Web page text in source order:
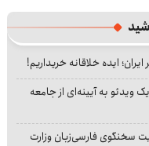
ایده خلاقانه خریداریم!
ویدئو به آیینه‌ای از جامعه
سخنگوی فارسی‌زبان وزارت